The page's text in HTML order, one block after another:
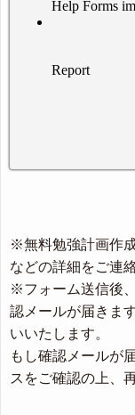
※無料勉強計画作
などの詳細をご連
※フォーム送信後
認メールが届きま
いいたします。
もし確認メールが
スをご確認の上、